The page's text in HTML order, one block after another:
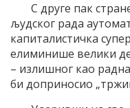
С друге пак
људског рада
капиталистичка
елиминише велики
– излишног као
би доприносио